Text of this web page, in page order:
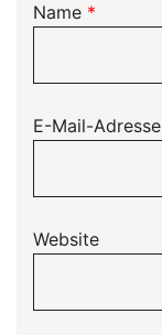
Name *
E-Mail-Adresse
Website